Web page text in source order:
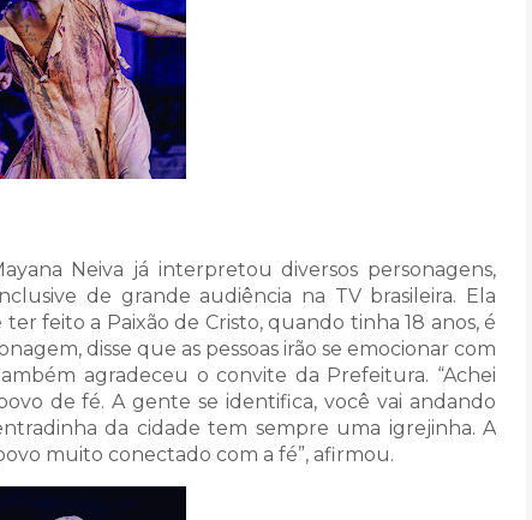
Neiva já interpretou diversos personagens,
de grande audiência na TV brasileira. Ela
feito a Paixão de Cristo, quando tinha 18 anos, é
disse que as pessoas irão se emocionar com
agradeceu o convite da Prefeitura. “Achei
de fé. A gente se identifica, você vai andando
da cidade tem sempre uma igrejinha. A
muito conectado com a fé”, afirmou.